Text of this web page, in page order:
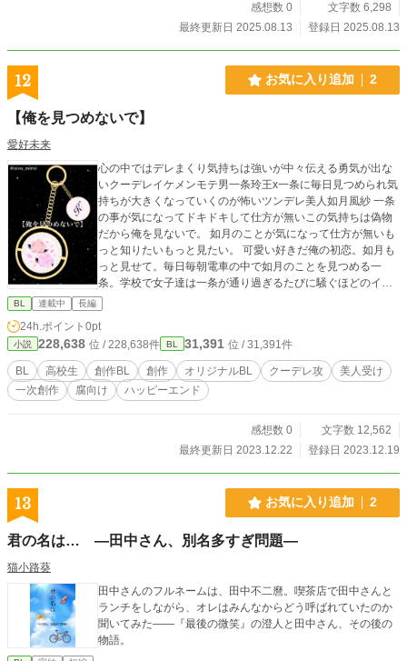
感想数 0
文字数 6,298
最終更新日 2025.08.13
登録日 2025.08.13
12 お気に入り追加 2
【俺を見つめないで】
愛好未来
心の中ではデレまくり気持ちは強いが中々伝える勇気が出な
いクーデレイケメンモテ男一条玲王x一条に毎日見つめられ気
持ちが大きくなっていくのが怖いツンデレ美人如月風紗 一条
の事が気になってドキドキして仕方が無いこの気持ちは偽物
だから俺を見ないで。 如月のことが気になって仕方が無いも
っと知りたいもっと見たい。 可愛い好きだ俺の初恋。如月も
っと見せて。毎日毎朝電車の中で如月のことを見つめる一
条。学校で女子達は一条が通り過ぎるたびに騒ぐほどのイケ
メン男がなぜ男である如月を見つめるのか。 中々進展しない
二人が如月の大切なキーホルダーを落とした所から絵々に縮
まる距離。近づけば近づくほど好きになりどんどん自分の感
情や気持ちを伝える一条と一条を好きだと思うのが怖い如
月。 二人の家族に対する違いや心の中にある思いの違い。正
反対な二人の結末は一体.... ....お互いの視点で感情や気持ち、
どんなことがそ れぞれ見れるのが拘りです！そして表紙の如
BL 連載中 長編
24h.ポイント 0pt
小説 228,638 位 / 228,638件 BL 31,391 位 / 31,391件
BL 高校生 創作BL 創作 オリジナルBL クーデレ攻
美人受け
一次創作
腐向け ハッピーエンド
感想数 0
文字数 12,562
最終更新日 2023.12.22
登録日 2023.12.19
13 お気に入り追加 2
君の名は… ―田中さん、別名多すぎ問題―
猫小路葵
田中さんのフルネームは、田中不二麿。喫茶店で田中さんと
ランチをしながら、オレはみんなからどう呼ばれていたのか
聞いてみた――『最後の微笑』の澄人と田中さん、その後の
物語。